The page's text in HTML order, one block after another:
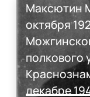
Максютин
октября
полкового
декабре